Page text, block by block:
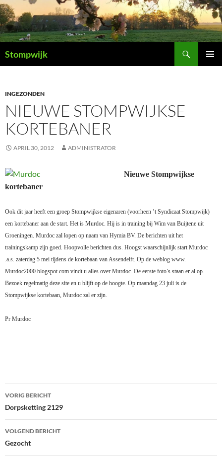
Ga
naar
de
inhoud
Stompwijk
INGEZONDEN
NIEUWE STOMPWIJKSE
KORTEBANER
APRIL 30, 2012 ADMINISTRATOR
Nieuwe Stompwijkse
kortebaner
Ook dit jaar heeft een groep Stompwijkse eigenaren (voorheen ’t Syndicaat Stompwijk)
een kortebaner aan de start. Het is Murdoc. Hij is in training bij Wim van Buijtene uit
Groeningen. Murdoc zal lopen op naam van Hymia BV. De berichten uit het
trainingskamp zijn goed. Hoopvolle berichten dus. Hoogst waarschijnlijk start Murdoc
.a.s. zaterdag 5 mei tijdens de kortebaan van Assendelft. Op de weblog www.
Murdoc2000.blogspot.com vindt u alles over Murdoc. De eerste foto’s staan er al op.
Bezoek regelmatig deze site en u blijft op de hoogte. Op maandag 23 juli is de
Stompwijkse kortebaan, Murdoc zal er zijn.
Pr Murdoc
Bericht
navigatie
VORIG BERICHT
Dorpsketting 2129
VOLGEND BERICHT
Gezocht